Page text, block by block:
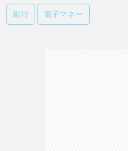
銀行 電子マネー